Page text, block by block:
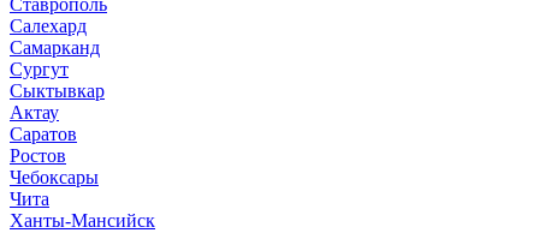
Ставрополь
Салехард
Самарканд
Сургут
Сыктывкар
Актау
Саратов
Ростов
Чебоксары
Чита
Ханты-Мансийск